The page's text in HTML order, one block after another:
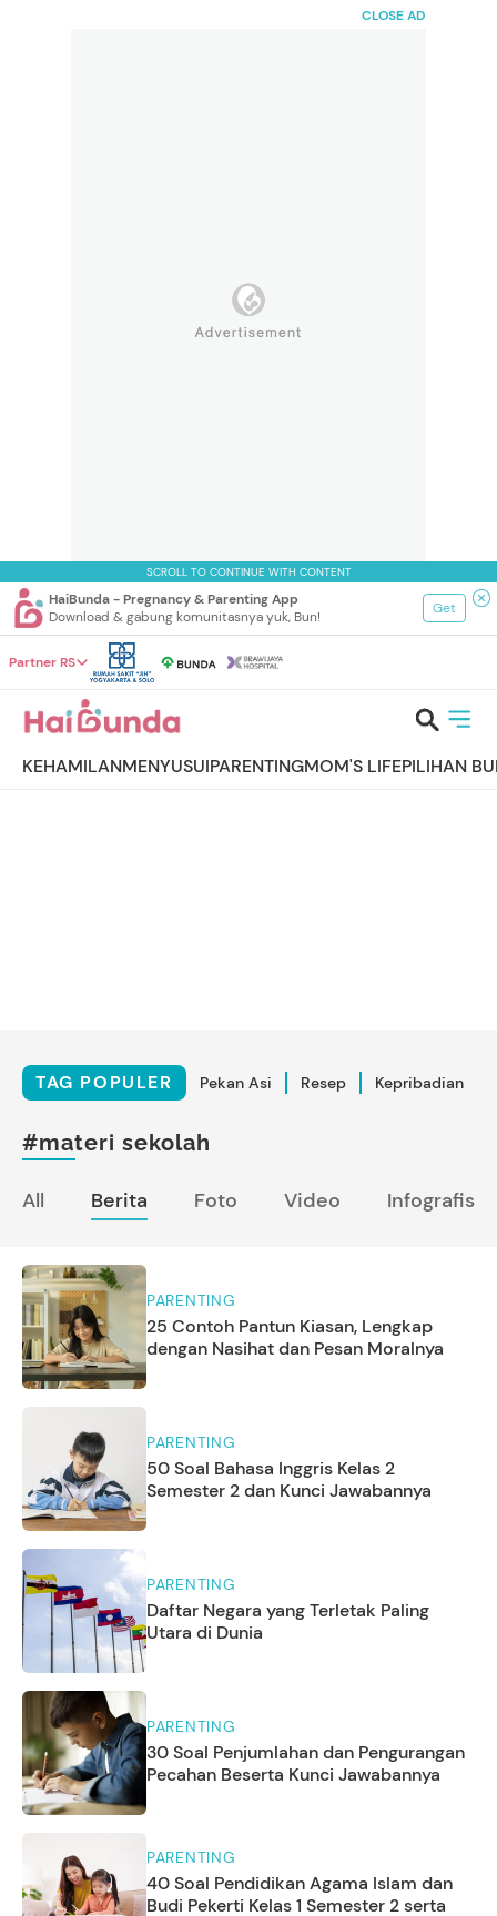
CLOSE AD
SCROLL TO CONTINUE WITH CONTENT
HaiBunda - Pregnancy & Parenting App
Download & gabung komunitasnya yuk, Bun!
Get
Partner RS
KEHAMILANMENYUSUIPARENTINGMOM'S LIFEPILIHAN
TAG POPULER Pekan Asi Resep Kepribadian
#materi sekolah
All Berita Foto Video Infografis
PARENTING
25 Contoh Pantun Kiasan, Lengkap
dengan Nasihat dan Pesan Moralnya
PARENTING
50 Soal Bahasa Inggris Kelas 2
Semester 2 dan Kunci Jawabannya
PARENTING
Daftar Negara yang Terletak Paling
Utara di Dunia
PARENTING
30 Soal Penjumlahan dan Pengurangan
Pecahan Beserta Kunci Jawabannya
PARENTING
40 Soal Pendidikan Agama Islam dan
Budi Pekerti Kelas 1 Semester 2 serta